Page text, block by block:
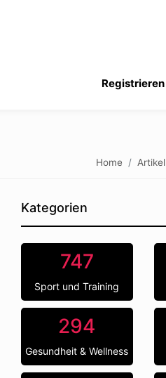
Registrieren
Home Artikel
Kategorien
747
Sport und Training
294
Gesundheit & Wellness